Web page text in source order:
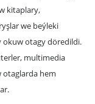
kitaplary,
we beýleki
okuw otagy döredildi.
multimedia
otaglarda hem